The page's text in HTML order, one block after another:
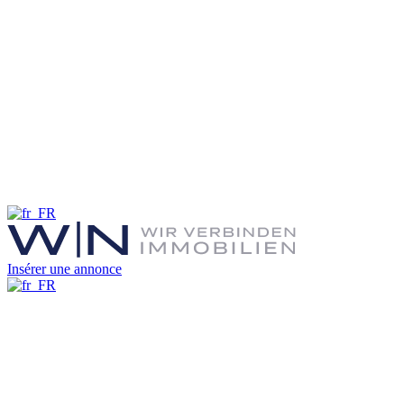
Insérer une annonce